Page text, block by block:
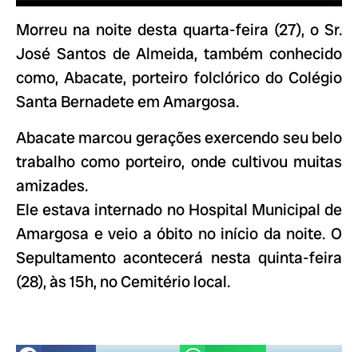
Morreu na noite desta quarta-feira (27), o Sr.
José Santos de Almeida, também conhecido
como, Abacate, porteiro folclórico do Colégio
Santa Bernadete em Amargosa.
Abacate marcou gerações exercendo seu belo
trabalho como porteiro, onde cultivou muitas
amizades.
Ele estava internado no Hospital Municipal de
Amargosa e veio a óbito no início da noite. O
Sepultamento acontecerá nesta quinta-feira
(28), às 15h, no Cemitério local.